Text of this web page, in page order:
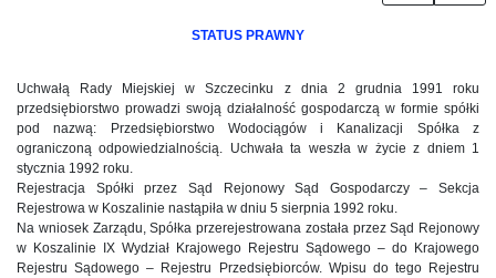
STATUS PRAWNY
Uchwałą Rady Miejskiej w Szczecinku z dnia 2 grudnia 1991 roku
przedsiębiorstwo prowadzi swoją działalność gospodarczą w formie spółki
pod nazwą: Przedsiębiorstwo Wodociągów i Kanalizacji Spółka z
ograniczoną odpowiedzialnością. Uchwała ta weszła w życie z dniem 1
stycznia 1992 roku.
Rejestracja Spółki przez Sąd Rejonowy Sąd Gospodarczy – Sekcja
Rejestrowa w Koszalinie nastąpiła w dniu 5 sierpnia 1992 roku.
Na wniosek Zarządu, Spółka przerejestrowana została przez Sąd Rejonowy
w Koszalinie IX Wydział Krajowego Rejestru Sądowego – do Krajowego
Rejestru Sądowego – Rejestru Przedsiębiorców. Wpisu do tego Rejestru